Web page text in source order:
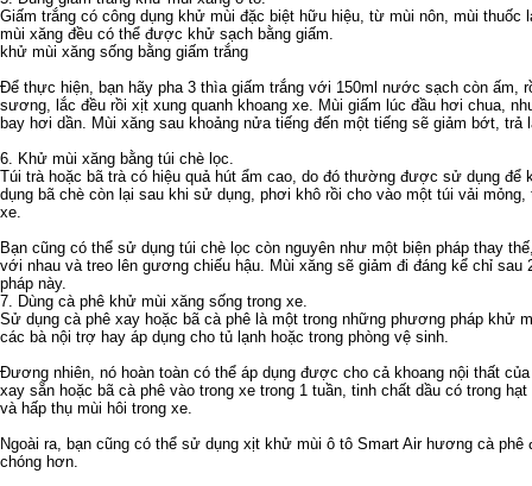
Giấm trắng có công dụng khử mùi đặc biệt hữu hiệu, từ mùi nôn, mùi thuốc
mùi xăng đều có thể được khử sạch bằng giấm.
khử mùi xăng sống bằng giấm trắng
Để thực hiện, bạn hãy pha 3 thìa giấm trắng với 150ml nước sạch còn ấm,
sương, lắc đều rồi xịt xung quanh khoang xe. Mùi giấm lúc đầu hơi chua,
bay hơi dần. Mùi xăng sau khoảng nửa tiếng đến một tiếng sẽ giảm bớt, trả
6. Khử mùi xăng bằng túi chè lọc.
Túi trà hoặc bã trà có hiệu quả hút ẩm cao, do đó thường được sử dụng để
dụng bã chè còn lại sau khi sử dụng, phơi khô rồi cho vào một túi vải
xe.
Bạn cũng có thể sử dụng túi chè lọc còn nguyên như một biện pháp thay
với nhau và treo lên gương chiếu hậu. Mùi xăng sẽ giảm đi đáng kể chỉ
pháp này.
7. Dùng cà phê khử mùi xăng sống trong xe.
Sử dụng cà phê xay hoặc bã cà phê là một trong những phương pháp khử
các bà nội trợ hay áp dụng cho tủ lạnh hoặc trong phòng vệ sinh.
Đương nhiên, nó hoàn toàn có thể áp dụng được cho cả khoang nội thất
xay sẵn hoặc bã cà phê vào trong xe trong 1 tuần, tinh chất dầu có trong
và hấp thụ mùi hôi trong xe.
Ngoài ra, bạn cũng có thể sử dụng xịt khử mùi ô tô Smart Air hương cà phê
chóng hơn.